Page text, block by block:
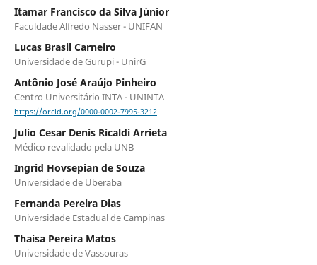
Itamar Francisco da Silva Júnior
Faculdade Alfredo Nasser - UNIFAN
Lucas Brasil Carneiro
Universidade de Gurupi - UnirG
Antônio José Araújo Pinheiro
Centro Universitário INTA - UNINTA
https://orcid.org/0000-0002-7995-3212
Julio Cesar Denis Ricaldi Arrieta
Médico revalidado pela UNB
Ingrid Hovsepian de Souza
Universidade de Uberaba
Fernanda Pereira Dias
Universidade Estadual de Campinas
Thaisa Pereira Matos
Universidade de Vassouras